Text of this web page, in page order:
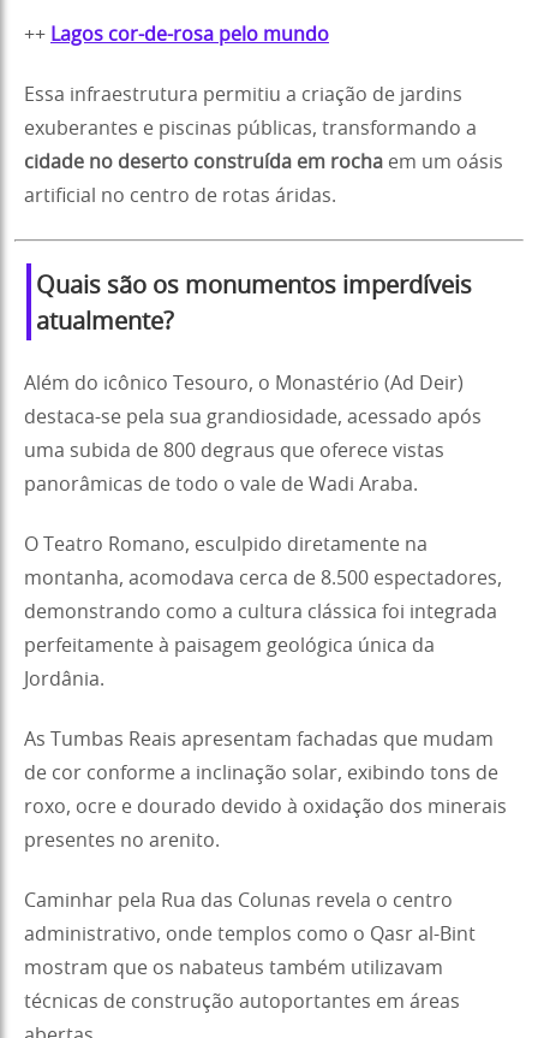
++ Lagos cor-de-rosa pelo mundo
Essa infraestrutura permitiu a criação de jardins
exuberantes e piscinas públicas, transformando a
cidade no deserto construída em rocha em um oásis
artificial no centro de rotas áridas.
Quais são os monumentos imperdíveis
atualmente?
Além do icônico Tesouro, o Monastério (Ad Deir)
destaca-se pela sua grandiosidade, acessado após
uma subida de 800 degraus que oferece vistas
panorâmicas de todo o vale de Wadi Araba.
O Teatro Romano, esculpido diretamente na
montanha, acomodava cerca de 8.500 espectadores,
demonstrando como a cultura clássica foi integrada
perfeitamente à paisagem geológica única da
Jordânia.
As Tumbas Reais apresentam fachadas que mudam
de cor conforme a inclinação solar, exibindo tons de
roxo, ocre e dourado devido à oxidação dos minerais
presentes no arenito.
Caminhar pela Rua das Colunas revela o centro
administrativo, onde templos como o Qasr al-Bint
mostram que os nabateus também utilizavam
técnicas de construção autoportantes em áreas